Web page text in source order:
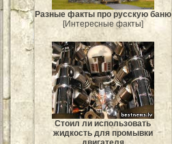
Разные факты про русскую баню
[Интересные факты]
Стоил ли использовать
жидкость для промывки